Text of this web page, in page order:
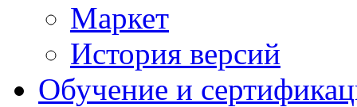
Маркет
История версий
Обучение и